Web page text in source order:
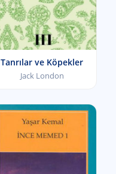
Tanrılar ve Köpekler
Jack London